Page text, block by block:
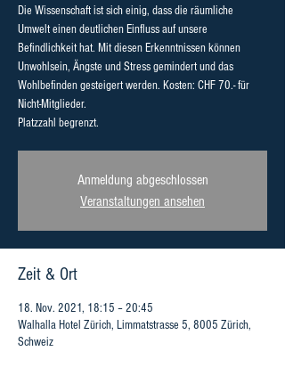
Die Wissenschaft ist sich einig, dass die räumliche
Umwelt einen deutlichen Einﬂuss auf unsere
Beﬁndlichkeit hat. Mit diesen Erkenntnissen können
Unwohlsein, Ängste und Stress gemindert und das
Wohlbeﬁnden gesteigert werden. Kosten: CHF 70.- für
Nicht-Mitglieder.
Platzzahl begrenzt.
Anmeldung abgeschlossen
Veranstaltungen ansehen
Zeit & Ort
18. Nov. 2021, 18:15 – 20:45
Walhalla Hotel Zürich, Limmatstrasse 5, 8005 Zürich,
Schweiz